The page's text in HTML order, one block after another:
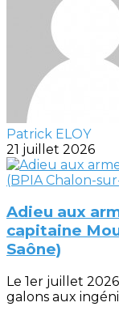
Patrick ELOY
21 juillet 2026
Adieu aux
capitaine
Saône)
Le 1er juillet
galons aux